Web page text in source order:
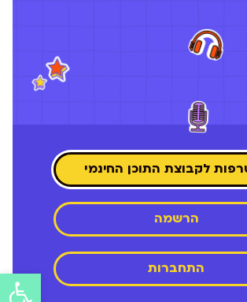
לקבוצת התוכן החינמי
הרשמה
התחברות